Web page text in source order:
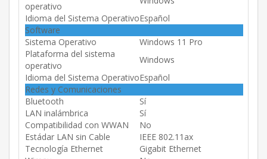
operativo
Idioma del Sistema OperativoEspañol
Software
Sistema Operativo
Windows 11 Pro
Plataforma del sistema
operativo
Windows
Idioma del Sistema OperativoEspañol
Redes y Comunicaciones
Bluetooth
Sí
LAN inalámbrica
Sí
Compatibilidad con WWAN
No
Estádar LAN sin Cable
IEEE 802.11ax
Tecnología Ethernet
Gigabit Ethernet